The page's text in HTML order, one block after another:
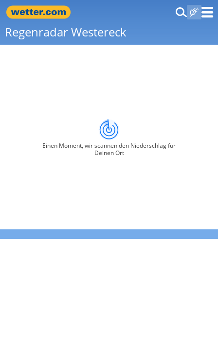
Regenradar Westereck
Einen Moment, wir scannen den Niederschlag für
Deinen Ort